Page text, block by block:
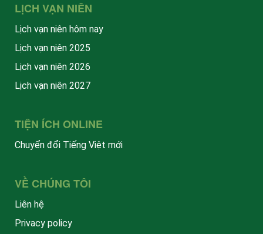
LỊCH VẠN NIÊN
Lịch vạn niên hôm nay
Lịch vạn niên 2025
Lịch vạn niên 2026
Lịch vạn niên 2027
TIỆN ÍCH ONLINE
Chuyển đổi Tiếng Việt mới
VỀ CHÚNG TÔI
Liên hệ
Privacy policy